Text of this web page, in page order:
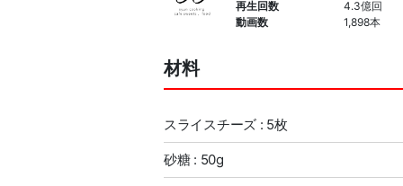
再生回数
4.3億回
動画数
1,898本
材料
スライスチーズ : 5枚
砂糖 : 50g